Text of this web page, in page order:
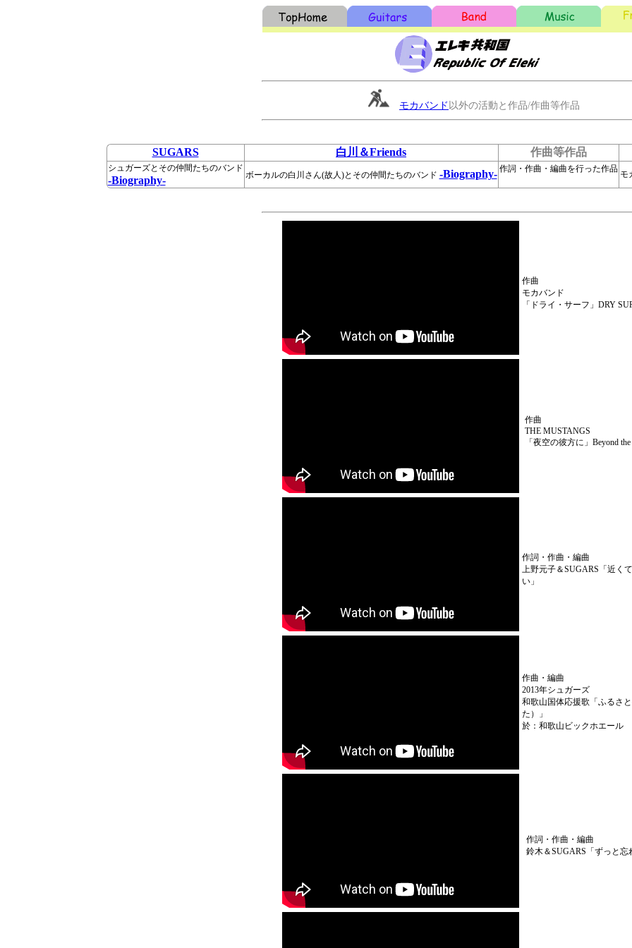
モカバンド 以外の活動と作品/作曲等作品
SUGARS 白川＆Friends 作曲等作品
シュガーズとその仲間たちのバンド
-Biography- ボーカルの白川さん(故人)とその仲間たちのバンド -Biography- 作詞・作曲・編曲を行った作品
モ
作曲
モカバンド
「ドライ・サーフ」DRY
作曲
THE MUSTANGS
「夜空の彼方に」Beyond
作詞・作曲・編曲
上野元子＆SUGARS「近く
い」
作曲・編曲
2013年シュガーズ
和歌山国体応援歌「ふるさ
た）」
於：和歌山ビックホエール
作詞・作曲・編曲
鈴木＆SUGARS「ずっと忘